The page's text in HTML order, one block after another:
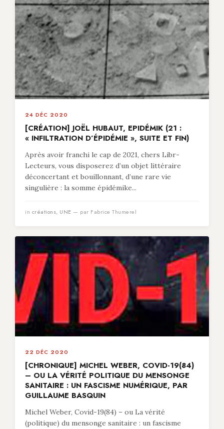
24 DÉC 2020
[CRÉATION] JOËL HUBAUT, EPIDÉMIK (21 :
« INFILTRATION D’ÉPIDÉMIE », SUITE ET FIN)
Après avoir franchi le cap de 2021, chers Libr-
Lecteurs, vous disposerez d’un objet littéraire
déconcertant et bouillonnant, d’une rare vie
singulière : la somme épidémike...
in créations, UNE — par Fabrice Thumerel
22 DÉC 2020
[CHRONIQUE] MICHEL WEBER, COVID-19(84)
– OU LA VÉRITÉ POLITIQUE DU MENSONGE
SANITAIRE : UN FASCISME NUMÉRIQUE, PAR
GUILLAUME BASQUIN
Michel Weber, Covid-19(84) – ou La vérité
(politique) du mensonge sanitaire : un fascisme